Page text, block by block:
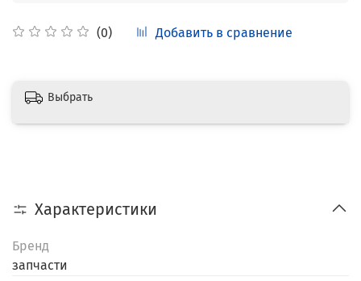
(0) Добавить в сравнение
Выбрать
Характеристики
Бренд
запчасти